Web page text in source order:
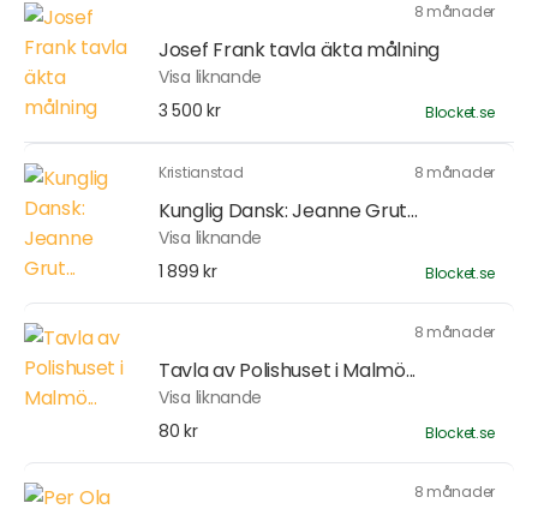
8 månader
Josef Frank tavla äkta målning
Visa liknande
3 500 kr
Blocket.se
Kristianstad 8 månader
Kunglig Dansk: Jeanne Grut...
Visa liknande
1 899 kr
Blocket.se
8 månader
Tavla av Polishuset i Malmö...
Visa liknande
80 kr
Blocket.se
8 månader